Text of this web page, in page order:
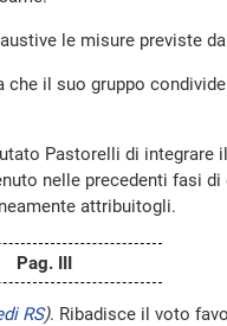
le misure previste
che il suo gruppo
Pastorelli di integrare
nelle precedenti fasi
attribuitogli.
Pag. III
RS). Ribadisce il voto